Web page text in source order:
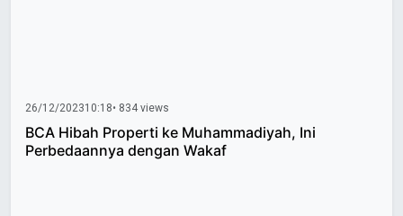
26/12/202310:18• 834 views
BCA Hibah Properti ke Muhammadiyah, Ini
Perbedaannya dengan Wakaf